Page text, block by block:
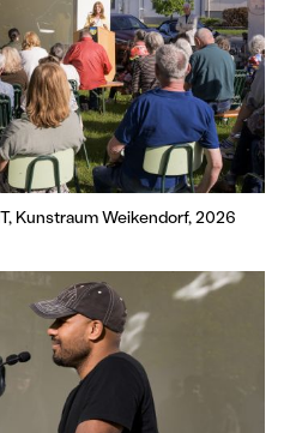
Kunstraum Weikendorf, 2026